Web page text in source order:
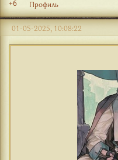
+6 Профиль
01-05-2025, 10:08:22